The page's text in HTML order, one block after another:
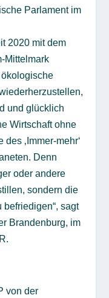
Parlament im
2020 mit dem
Mittelmark
ökologische
und glücklich
Wirtschaft ohne
‚Immer-mehr‘
Denn
oder andere
sondern die
sagt
Brandenburg, im
von der